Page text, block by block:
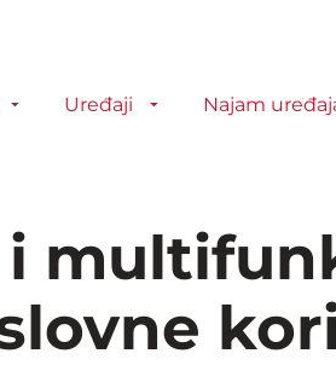
Uređaji Najam